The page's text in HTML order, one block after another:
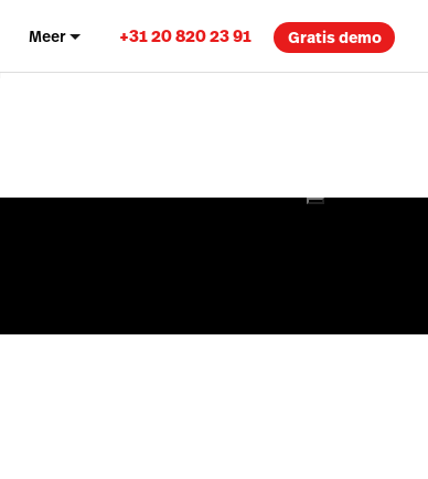
Meer +31 20 820 23 91 Gratis demo